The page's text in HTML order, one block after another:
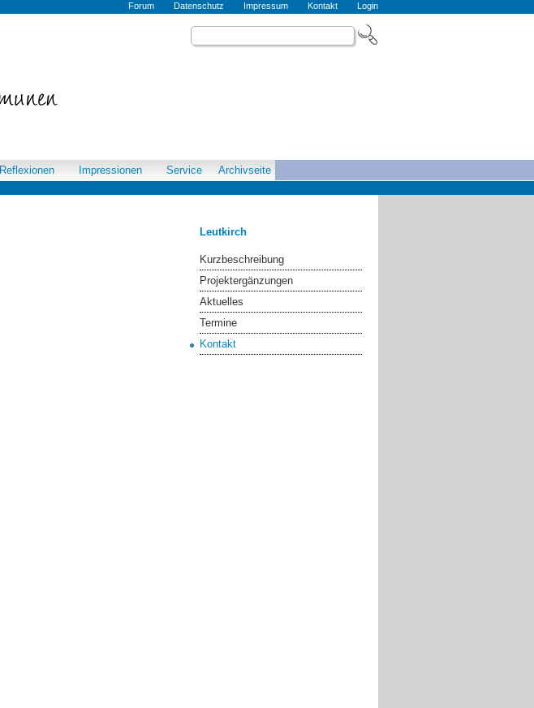
Forum Datenschutz Impressum Kontakt Login
Reflexionen Impressionen Service Archivseite
Leutkirch
Kurzbeschreibung
Projektergänzungen
Aktuelles
Termine
Kontakt